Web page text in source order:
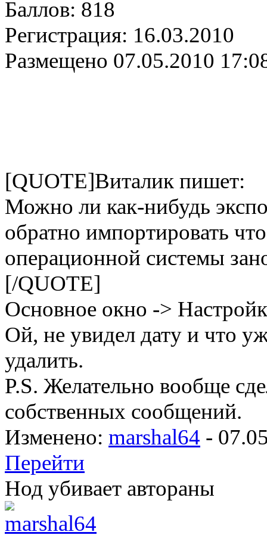
Баллов: 818
Регистрация: 16.03.2010
Размещено 07.05.2010
[QUOTE]Виталик пишет:
Можно ли как-нибудь
обратно импортировать
операционной системы
[/QUOTE]
Основное окно ->
Ой, не увидел дату и что
удалить.
P.S. Желательно вообще
собственных сообщений.
Изменено: marshal64 -
Перейти
Нод убивает автораны